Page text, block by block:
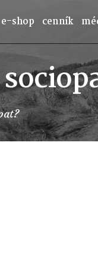
e-shop cenník